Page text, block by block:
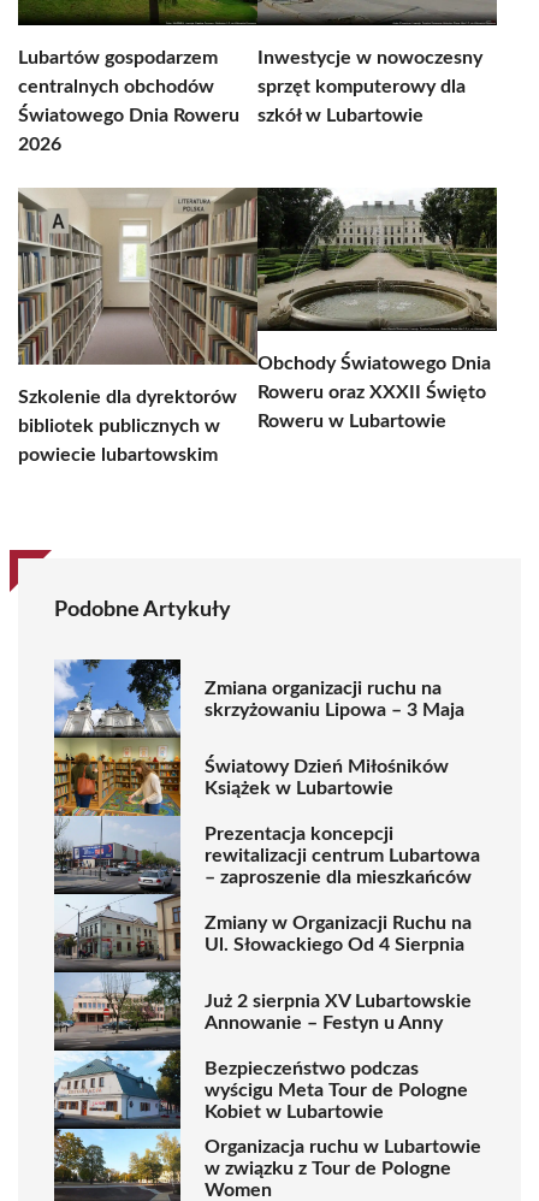
Lubartów gospodarzem
centralnych obchodów
Światowego Dnia Roweru
2026
Inwestycje w nowoczesny
sprzęt komputerowy dla
szkół w Lubartowie
Szkolenie dla dyrektorów
bibliotek publicznych w
powiecie lubartowskim
Obchody Światowego Dnia
Roweru oraz XXXII Święto
Roweru w Lubartowie
Podobne Artykuły
Zmiana organizacji ruchu na
skrzyżowaniu Lipowa – 3 Maja
Światowy Dzień Miłośników
Książek w Lubartowie
Prezentacja koncepcji
rewitalizacji centrum Lubartowa
– zaproszenie dla mieszkańców
Zmiany w Organizacji Ruchu na
Ul. Słowackiego Od 4 Sierpnia
Już 2 sierpnia XV Lubartowskie
Annowanie – Festyn u Anny
Bezpieczeństwo podczas
wyścigu Meta Tour de Pologne
Kobiet w Lubartowie
Organizacja ruchu w Lubartowie
w związku z Tour de Pologne
Women